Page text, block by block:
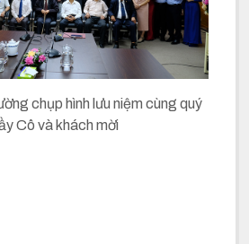
chụp hình lưu niệm cùng quý
Cô và khách mời